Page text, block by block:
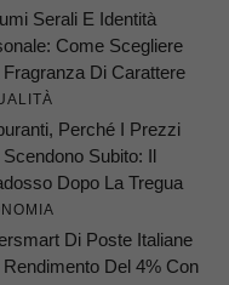
Serali E Identità
Come Scegliere
Fragranza Di Carattere
Perché I Prezzi
Scendono Subito: Il
Dopo La Tregua
Di Poste Italiane
Rendimento Del 4% Con